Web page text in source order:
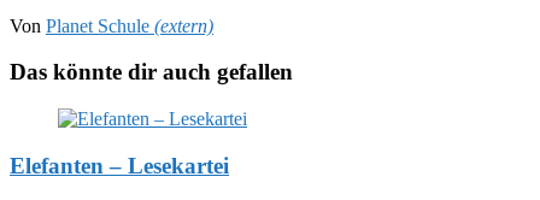
Von Planet Schule (extern)
Das könnte dir auch gefallen
Elefanten – Lesekartei